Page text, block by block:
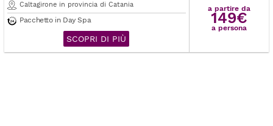
Caltagirone in provincia di Catania
Pacchetto in Day Spa
SCOPRI DI PIÙ
a partire da
149€
a persona